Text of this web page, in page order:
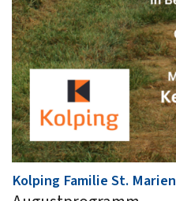
Kolping Familie St. Marien